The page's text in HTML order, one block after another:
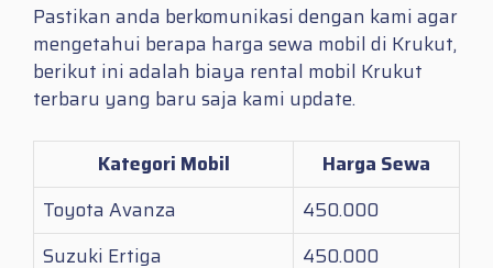
Pastikan anda berkomunikasi dengan kami agar
mengetahui berapa harga sewa mobil di Krukut,
berikut ini adalah biaya rental mobil Krukut
terbaru yang baru saja kami update.
Kategori Mobil
Harga Sewa
Toyota Avanza
450.000
Suzuki Ertiga
450.000